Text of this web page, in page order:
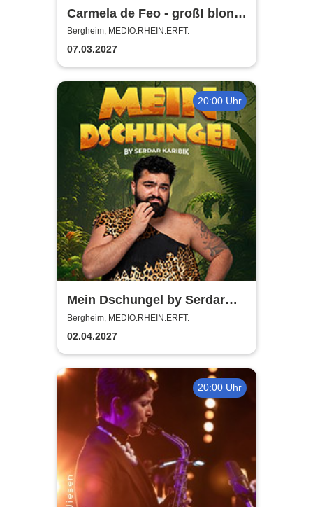
Carmela de Feo - groß! blond!
erfolgreich!
Bergheim, MEDIO.RHEIN.ERFT.
07.03.2027
20:00 Uhr
Mein Dschungel by Serdar
Karibik
Bergheim, MEDIO.RHEIN.ERFT.
02.04.2027
20:00 Uhr